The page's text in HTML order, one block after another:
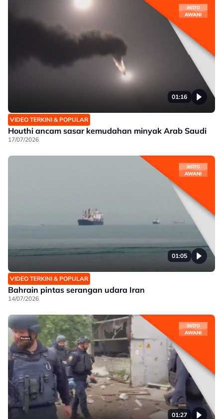
01:16
VIDEO TERKINI & POPULAR
Houthi ancam sasar kemudahan minyak Arab Saudi
17/07/2026
01:05
VIDEO TERKINI & POPULAR
Bahrain pintas serangan udara Iran
14/07/2026
01:27